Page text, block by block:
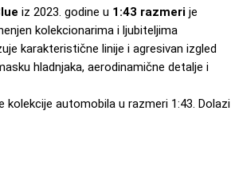
iz 2023. godine u 1:43 razmeri je
kolekcionarima i ljubiteljima
karakteristične linije i agresivan izgled
hladnjaka, aerodinamične detalje i
kolekcije automobila u razmeri 1:43. Dolazi